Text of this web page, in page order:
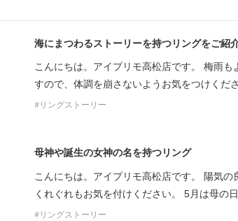
海にまつわるストーリーを持つリングをご紹
こんにちは。アイプリモ高松店です。 梅雨
すので、体調を崩さないようお気をつけくだ
リングストーリー
母神や誕生の女神の名を持つリング
こんにちは。アイプリモ高松店です。 陽気
くれぐれもお気を付けください。 5月は母
リングストーリー